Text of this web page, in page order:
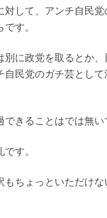
対して、アンチ自民
す。
別に政党を取るとか
自民党のガチ芸とし
きることはでは無い
す。
もちょっといただけな